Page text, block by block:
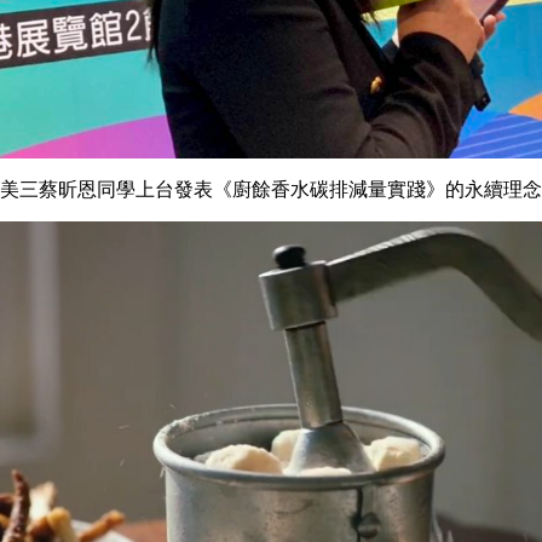
三蔡昕恩同學上台發表《廚餘香水碳排減量實踐》的永續理